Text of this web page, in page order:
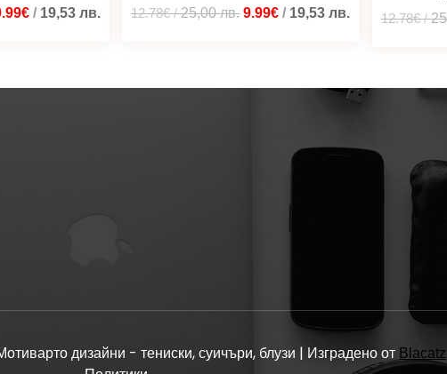
/ 19,53 лв. 12.78€/25,00лв. 9.99€ / 19,53лв. 12.78€/
дизайни - тениски, суичъри, блузи | Изградено от Blacatz